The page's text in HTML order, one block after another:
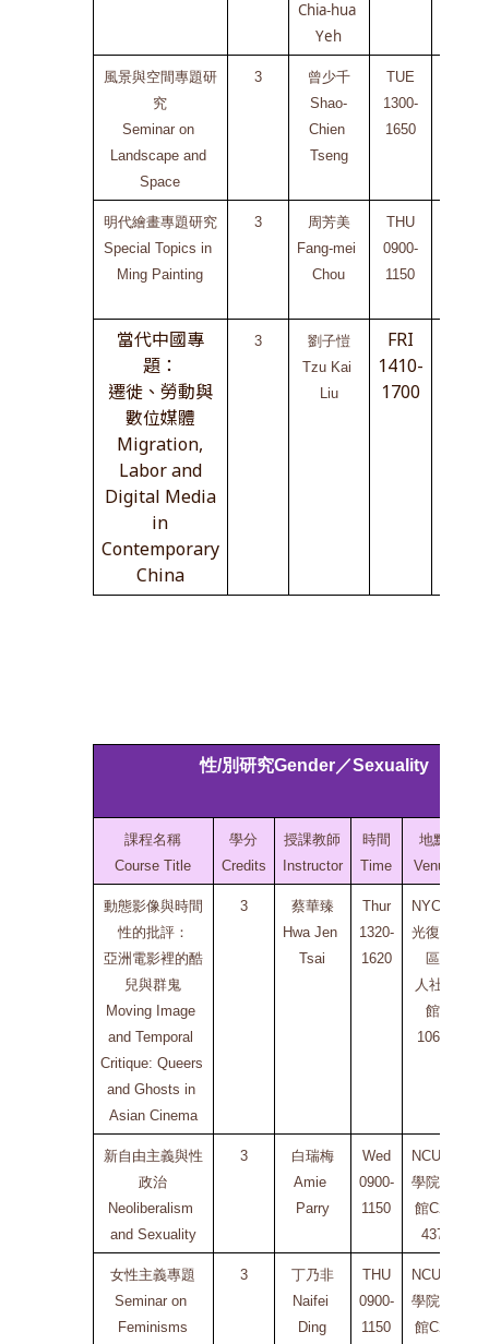
Chia-hua
Yeh
風景與空間專題研
究
Seminar on
Landscape and
Space
3
曾少千
Shao-
Chien
Tseng
TUE
1300-
1650
明代繪畫專題研究
Special Topics in
Ming Painting
3
周芳美
Fang-mei
Chou
THU
0900-
1150
當代中國專
題：
遷徙、勞動與
數位媒體
Migration,
Labor and
Digital Media
in
Contemporary
China
3
劉子愷
Tzu Kai
Liu
FRI
1410-
1700
性/別研究Gender／Sexuality
課程名稱
Course Title
學分
Credits
授課教師
Instructor
時間
Time
地點
Venue
動態影像與時間
性的批評：
亞洲電影裡的酷
兒與群鬼
Moving Image
and Temporal
Critique: Queers
and Ghosts in
Asian Cinema
3
蔡華臻
Hwa Jen
Tsai
Thur
1320-
1620
NYCU
光復校
區
人社2
館
106A
新自由主義與性
政治
Neoliberalism
and Sexuality
3
白瑞梅
Amie
Parry
Wed
0900-
1150
NCU文
學院二
館C2-
437
女性主義專題
Seminar on
Feminisms
3
丁乃非
Naifei
Ding
THU
0900-
1150
NCU文
學院二
館C2-